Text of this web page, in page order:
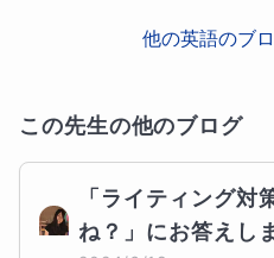
他の英語のブ
この先生の他のブログ
「ライティング対
ね？」にお答えし